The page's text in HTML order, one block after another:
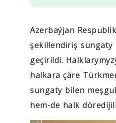
Azerbaýjan
şekillendiriş sungaty
geçirildi.
halkara çäre
sungaty bilen
hem-de halk